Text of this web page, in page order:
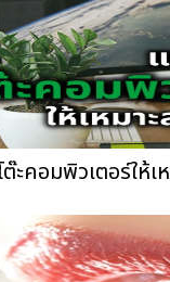
ะคอมพิวเตอร์ให้